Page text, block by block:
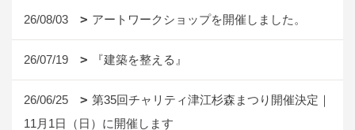
26/08/03 アートワークショップを開催しました。
26/07/19 『建築を整える』
26/06/25
第35回チャリティ津江杉森まつり開催決定｜
11月1日（日）に開催します